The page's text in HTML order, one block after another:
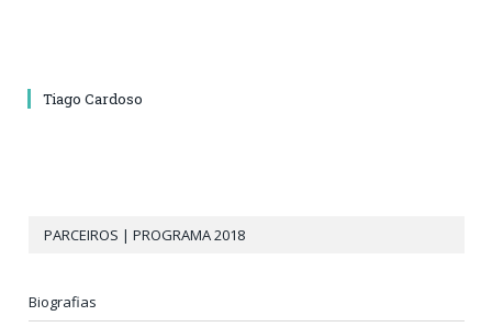
Tiago Cardoso
PARCEIROS | PROGRAMA 2018
Biografias